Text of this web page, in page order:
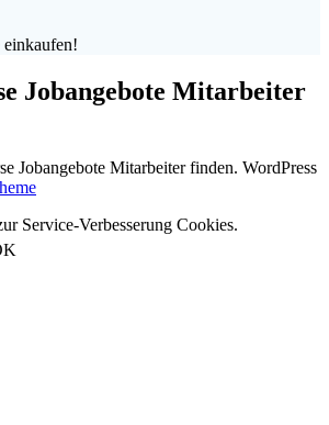
einkaufen!
Jobangebote Mitarbeiter
Jobangebote Mitarbeiter finden. WordPress
Service-Verbesserung Cookies.